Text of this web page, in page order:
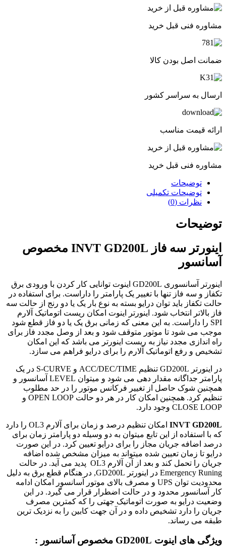
مشاوره فنی قبل خرید
ضمانت اصل بودن کالا
ارسال به سراسر کشور
ارائه قیمت مناسب
مشاوره فنی قبل خرید
توضیحات
توضیحات تکمیلی
نظرات (0)
توضیحات
اینورتر سه فاز INVT GD200L مخصوص
آسانسور
اینورتر آسانسوری GD200L اینوت توانایی کار کردن با ورودی برق
تکفاز و سه فاز تنها با تغییر یک پارامتر را داراست. برای استفاده در
حالت تکفاز باید توان درایو بسته به نوع بار یک یا دو رنج از حالت سه
فاز بالاتر انتخاب شود. اینورتر اینوت امکان ریست اتوماتیک آلارم
SPI را داراست. به این معنی که زمانی برق یک یا دو فاز قطع شود
موجب می شود تا موتور متوقف شود و بعد از وصل مجدد فاز برای
راه اندازی مجدد نیاز به ریست اینورتر می باشد که این امکان
تشخیص و رفع اتوماتیک آلارم را برای درایو فراهم می سازد.
در اینورتر GD200L تنظیم ACC/DEC/TIME و S-CURVE در یک
پارامتر جداگانه مقدار دهی می شود و میتوان LEVEL آسانسور و
همچنین شوک حاصل از تغییر فرکانس موتور را در حد مطلوب
تنظیم کرد. همچنین امکان کار در هر دو حالت OPEN LOOP و
CLOSE LOOP وجود دارد.
INVT GD200L
امکان تنظیم درصد و زمان برای آلارم OL3 را دارد
که با استفاده از این تابع میتوان به دو وسیله دو پارامتر زمان برای
درصد اضافه جریان مجاز را برای درایو تعیین کرد. در این صورت
درایو تا زمان تعیین شده میتواند به میزان مشخص شده اضافه
جریان را تحمل کند و بعد از آن آلارم OL3 پدید می آید. در حالت
Emergency Runing در اینورتر GD200L, در هنگام قطع برق به دلیل
محدودیت توان UPS و مصرف بالای موتور آسانسور امکان ادامه
کار آسانسور محدود و در حالت اضطرار قرار می گیرد. در این
وضعیت درایو به صورت اتوماتیک جهتی را که کمترین مصرف
جریان را دارد تشخیص داده و در آن جهت کابین را به نزدیک ترین
طبقه می رساند.
ویژگی های اینوت GD200L مخصوص آسانسور :